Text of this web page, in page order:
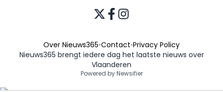
Over Nieuws365•Contact•Privacy Policy
Nieuws365 brengt iedere dag het laatste nieuws over
Vlaanderen
Powered by Newsifier